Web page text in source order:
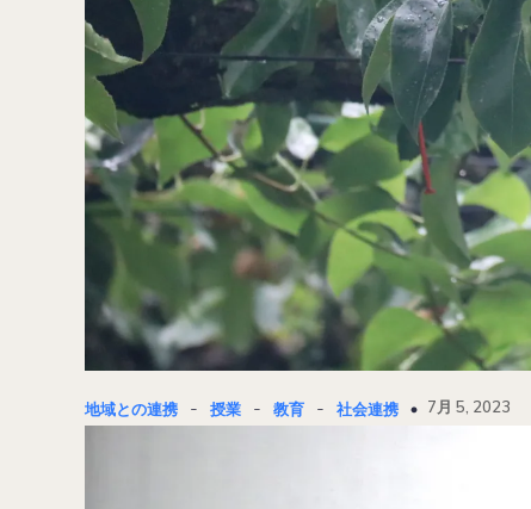
地域との連携 - 授業 - 教育 - 社会連携 7月 5, 2023